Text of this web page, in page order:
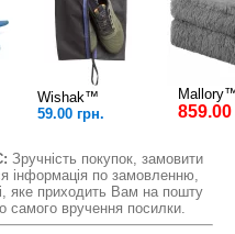
Wishak™
59.00 грн.
859.00
Зручність покупок, замовити
інформація по замовленню,
яке приходить Вам на пошту
самого вручення посилки.